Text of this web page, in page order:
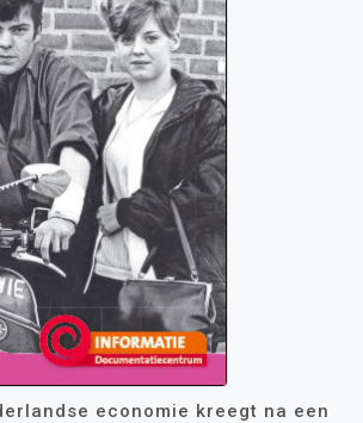
economie kreegt na een